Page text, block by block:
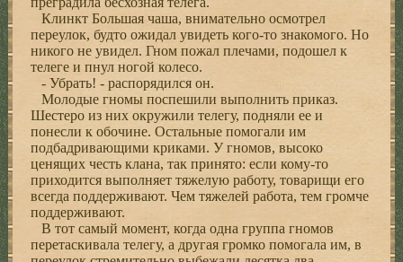
Клинкт Большая чаша, внимательно осмотрел
переулок, будто ожидал увидеть кого-то знакомого. Но
никого не увидел. Гном пожал плечами, подошел к
телеге и пнул ногой колесо.
- Убрать! - распорядился он.
Молодые гномы поспешили выполнить приказ.
Шестеро из них окружили телегу, подняли ее и
понесли к обочине. Остальные помогали им
подбадривающими криками. У гномов, высоко
ценящих честь клана, так принято: если кому-то
приходится выполняет тяжелую работу, товарищи его
всегда поддерживают. Чем тяжелей работа, тем громче
поддерживают.
В тот самый момент, когда одна группа гномов
перетаскивала телегу, а другая громко помогала им, в